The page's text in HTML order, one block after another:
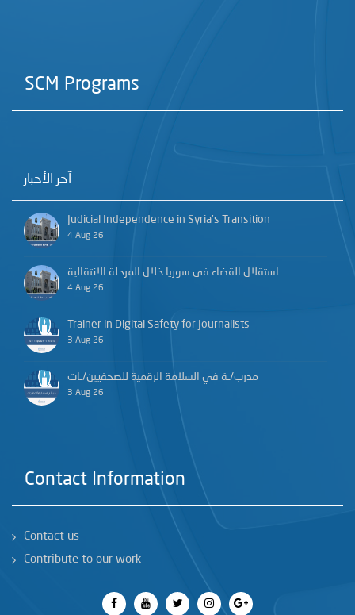
SCM Programs
آخر الأخبار
Judicial Independence in Syria’s Transition
4 Aug 26
استقلال القضاء في سوريا خلال المرحلة الانتقالية
4 Aug 26
Trainer in Digital Safety for Journalists
3 Aug 26
مدرب/ـة في السلامة الرقمية للصحفيين/ـات
3 Aug 26
Contact Information
Contact us
Contribute to our work